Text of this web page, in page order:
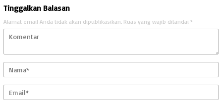
Tinggalkan Balasan
Alamat email Anda tidak akan dipublikasikan. Ruas yang wajib ditandai *